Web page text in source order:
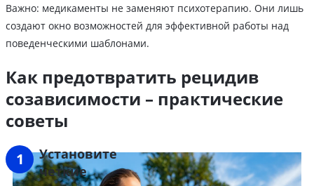
Важно: медикаменты не заменяют психотерапию. Они лишь
создают окно возможностей для эффективной работы над
поведенческими шаблонами.
Как предотвратить рецидив
созависимости – практические
советы
Установите
четкие